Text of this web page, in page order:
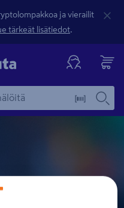
ja vierailit
tärkeät lisätiedot.